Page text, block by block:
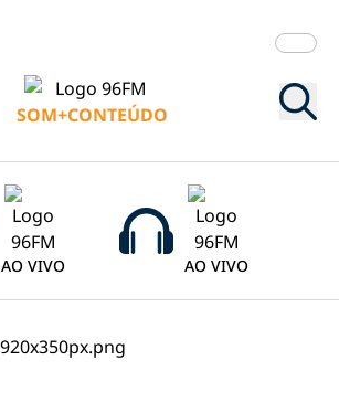
SOM+CONTEÚDO
AO VIVO AO VIVO